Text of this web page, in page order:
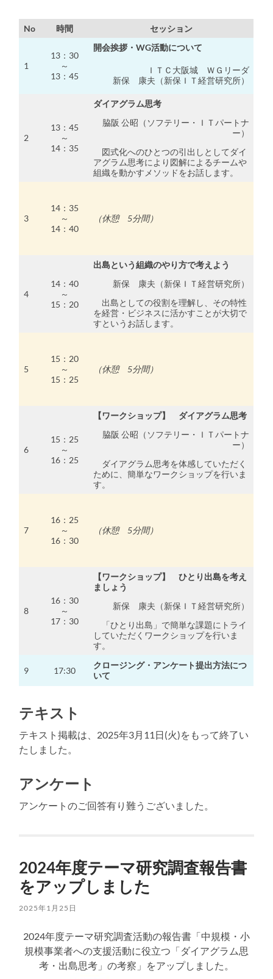
No 時間 セッション
1
13：30
～
13：45
開会挨拶・WG活動について
ＩＴＣ大阪城 ＷＧリーダ
新保 康夫（新保ＩＴ経営研究所）
2
13：45
～
14：35
ダイアグラム思考
脇阪 公昭（ソフテリー・ＩＴパートナ
ー）
図式化へのひとつの引出しとしてダイ
アグラム思考により図解によるチームや
組織を動かすメソッドをお話します。
3
14：35
～
14：40
（休憩 5分間）
4
14：40
～
15：20
出島という組織のやり方で考えよう
新保 康夫（新保ＩＴ経営研究所）
出島としての役割を理解し、その特性
を経営・ビジネスに活かすことが大切で
すというお話します。
5
15：20
～
15：25
（休憩 5分間）
6
15：25
～
16：25
【ワークショップ】 ダイアグラム思考
脇阪 公昭（ソフテリー・ＩＴパートナ
ー）
ダイアグラム思考を体感していただく
ために、簡単なワークショップを行いま
す。
7
16：25
～
16：30
（休憩 5分間）
8
16：30
～
17：30
【ワークショップ】 ひとり出島を考え
ましょう
新保 康夫（新保ＩＴ経営研究所）
「ひとり出島」で簡単な課題にトライ
していただくワークショップを行いま
す。
9 17:30
クロージング・アンケート提出方法につ
いて
テキスト
テキスト掲載は、2025年3月11日(火)をもって終了い
たしました。
アンケート
アンケートのご回答有り難うございました。
2024年度テーマ研究調査報告書
をアップしました
2025年1月25日
2024年度テーマ研究調査活動の報告書「中規模・小
規模事業者への支援活動に役立つ「ダイアグラム思
考・出島思考」の考察」をアップしました。